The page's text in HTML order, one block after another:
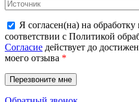
Я согласен(на) на
соответствии с Политикой
Согласие действует до
моего отзыва *